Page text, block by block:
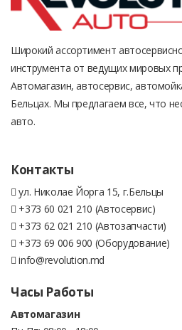
Широкий ассортимент
инструмента от ведущих мировых
Автомагазин, автосервис,
Бельцах. Мы предлагаем все, что
авто.
Контакты
ул. Николае Йорга 15, г.Бельцы
+373 60 021 210 (Автосервис)
+373 62 021 210 (Автозапчасти)
+373 69 006 900 (Оборудование)
info@revolution.md
Часы Работы
Автомагазин